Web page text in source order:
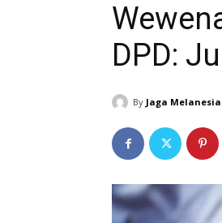
DPD:
By Jaga Melanesia